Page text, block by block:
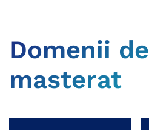
Domenii de
masterat